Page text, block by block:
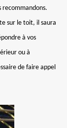
recommandons.
sur le toit, il saura
à vos
ou à
de faire appel